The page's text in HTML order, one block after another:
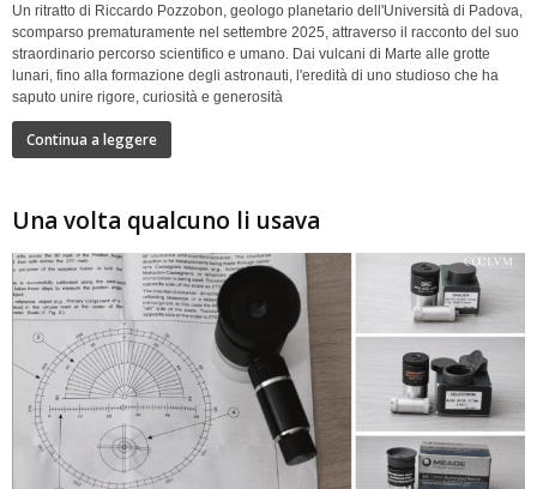
Un ritratto di Riccardo Pozzobon, geologo planetario dell'Università di Padova,
scomparso prematuramente nel settembre 2025, attraverso il racconto del suo
straordinario percorso scientifico e umano. Dai vulcani di Marte alle grotte
lunari, fino alla formazione degli astronauti, l'eredità di uno studioso che ha
saputo unire rigore, curiosità e generosità
Continua a leggere
Una volta qualcuno li usava